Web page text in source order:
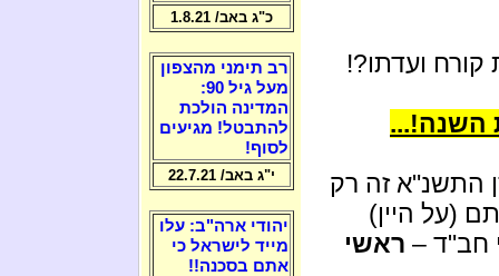
ועדתו?!
השנה!...
התשנ"א זה רק
(על היין)
חב"ד – ראשי
כ"ג באב/ 1.8.21
רב תימני מהצפון
מעל גיל 90:
המדינה הולכת
להתבטל! מגיעים
לסוף!
י"ג באב/ 22.7.21
יהודי ארה"ב: עלו
מייד לישראל כי
אתם בסכנה!!